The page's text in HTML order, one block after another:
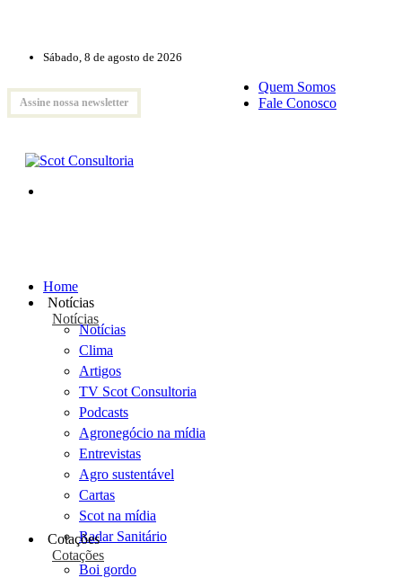
Sábado, 8 de agosto de 2026
Assine nossa newsletter
Quem Somos
Fale Conosco
Home
Notícias
Notícias
Notícias
Clima
Artigos
TV Scot Consultoria
Podcasts
Agronegócio na mídia
Entrevistas
Agro sustentável
Cartas
Scot na mídia
Radar Sanitário
Cotações
Cotações
Boi gordo